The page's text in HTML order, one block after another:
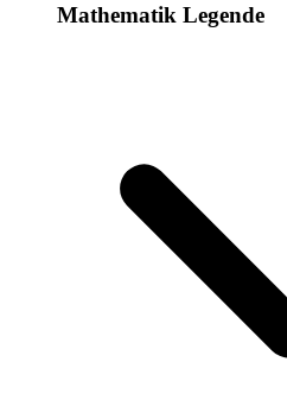
Mathematik Legende